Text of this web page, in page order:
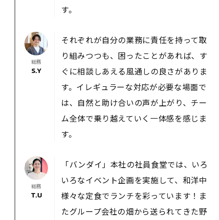
す。
総務
S.Y
それぞれが自分の業務に責任を持って取
り組みつつも、困ったことがあれば、す
ぐに相談しあえる風通しの良さがありま
す。イレギュラーな対応が必要な場面で
は、自然と助け合いの声が上がり、チー
ム全体で乗り越えていく一体感を感じま
す。
総務
T.U
「バンダイ」本社の社員食堂では、いろ
いろなイベント企画を実施して、和洋中
様々な定食でランチを彩っています！ま
たグループ会社の畑から送られてきた野